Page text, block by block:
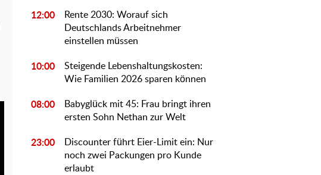
12:00
Rente 2030: Worauf sich
Deutschlands Arbeitnehmer
einstellen müssen
10:00
Steigende Lebenshaltungskosten:
Wie Familien 2026 sparen können
08:00
Babyglück mit 45: Frau bringt ihren
ersten Sohn Nethan zur Welt
23:00
Discounter führt Eier-Limit ein: Nur
noch zwei Packungen pro Kunde
erlaubt